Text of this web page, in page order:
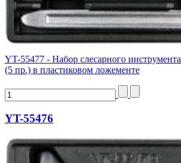
YT-55477 - Набор слесарного инструмента
(5 пр.) в пластиковом ложементе
YT-55476